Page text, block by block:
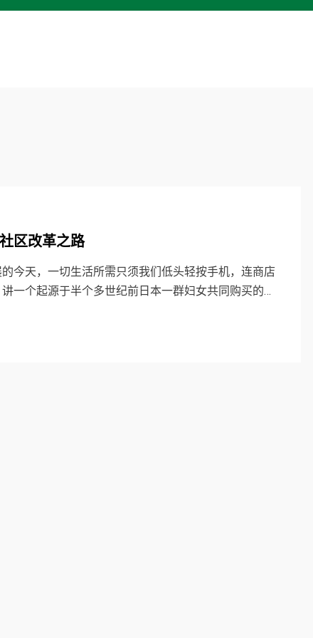
区改革之路
今天，一切生活所需只须我们低头轻按手机，连商店
一个起源于半个多世纪前日本一群妇女共同购买的…